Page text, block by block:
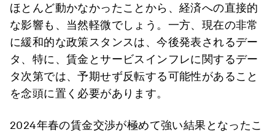
ほとんど動かなかったことから、経済への直接的
な影響も、当然軽微でしょう。一方、現在の非常
に緩和的な政策スタンスは、今後発表されるデー
タ、特に、賃金とサービスインフレに関するデー
タ次第では、予期せず反転する可能性があること
を念頭に置く必要があります。
2024年春の賃金交渉が極めて強い結果となったこ